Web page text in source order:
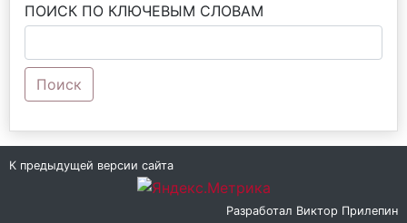
ПОИСК ПО КЛЮЧЕВЫМ СЛОВАМ
Поиск
К предыдущей версии сайта
Разработал Виктор Прилепин